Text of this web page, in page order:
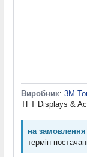
Виробник: 3M
TFT Displays &
на
термін